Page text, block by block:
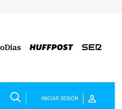
INICIAR SESIÓN